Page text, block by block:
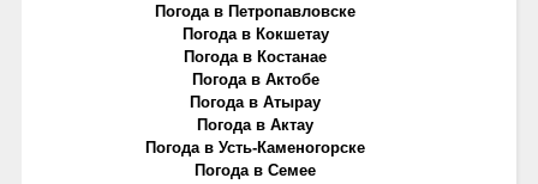
Погода в Петропавловске
Погода в Кокшетау
Погода в Костанае
Погода в Актобе
Погода в Атырау
Погода в Актау
Погода в Усть-Каменогорске
Погода в Семее